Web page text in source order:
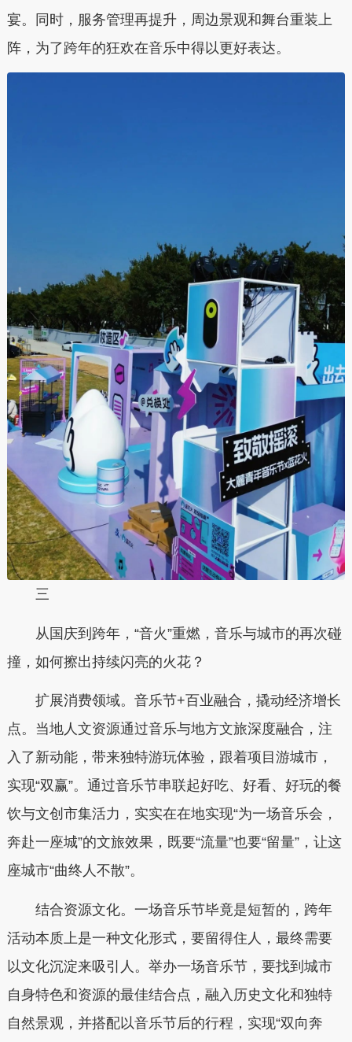
宴。同时，服务管理再提升，周边景观和舞台重装上
阵，为了跨年的狂欢在音乐中得以更好表达。
三
从国庆到跨年，“音火”重燃，音乐与城市的再次碰
撞，如何擦出持续闪亮的火花？
扩展消费领域。音乐节+百业融合，撬动经济增长
点。当地人文资源通过音乐与地方文旅深度融合，注
入了新动能，带来独特游玩体验，跟着项目游城市，
实现“双赢”。通过音乐节串联起好吃、好看、好玩的餐
饮与文创市集活力，实实在在地实现“为一场音乐会，
奔赴一座城”的文旅效果，既要“流量”也要“留量”，让这
座城市“曲终人不散”。
结合资源文化。一场音乐节毕竟是短暂的，跨年
活动本质上是一种文化形式，要留得住人，最终需要
以文化沉淀来吸引人。举办一场音乐节，要找到城市
自身特色和资源的最佳结合点，融入历史文化和独特
自然景观，并搭配以音乐节后的行程，实现“双向奔